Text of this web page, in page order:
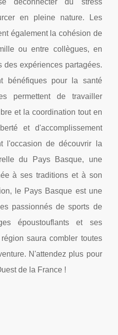
en pleine nature. Les
également la cohésion de
ou entre collègues, en
des expériences partagées.
bénéfiques pour la santé
permettent de travailler
et la coordination tout en
et d'accomplissement
l'occasion de découvrir la
du Pays Basque, une
à ses traditions et à son
le Pays Basque est une
passionnés de sports de
époustouflants et ses
saura combler toutes
N'attendez plus pour
de la France !